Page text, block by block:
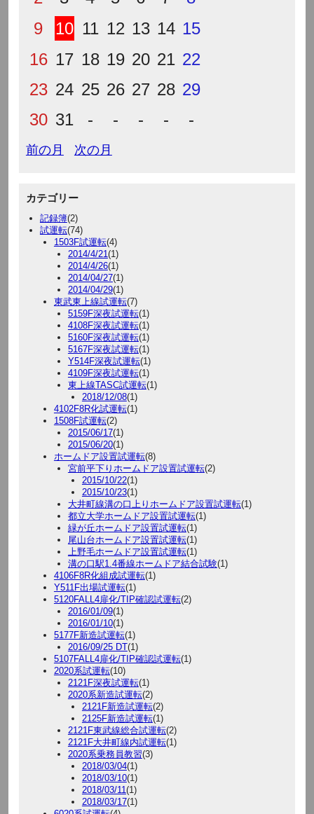
9
10 11 12 13 14 15
16 17 18 19 20 21 22
23 24 25 26 27 28 29
30 31 - - - - -
前の月 次の月
カテゴリー
記録簿(2)
試運転(74)
1503F試運転(4)
2014/4/21(1)
2014/4/26(1)
2014/04/27(1)
2014/04/29(1)
東武東上線試運転(7)
5159F深夜試運転(1)
4108F深夜試運転(1)
5160F深夜試運転(1)
5167F深夜試運転(1)
Y514F深夜試運転(1)
4109F深夜試運転(1)
東上線TASC試運転(1)
2018/12/08(1)
4102F8R化試運転(1)
1508F試運転(2)
2015/06/17(1)
2015/06/20(1)
ホームドア設置試運転(8)
宮前平下りホームドア設置試運転(2)
2015/10/22(1)
2015/10/23(1)
大井町線溝の口上りホームドア設置試運転(1)
都立大学ホームドア設置試運転(1)
緑が丘ホームドア設置試運転(1)
尾山台ホームドア設置試運転(1)
上野毛ホームドア設置試運転(1)
溝の口駅1.4番線ホームドア結合試験(1)
4106F8R化組成試運転(1)
Y511F出場試運転(1)
5120FALL4扉化/TIP確認試運転(2)
2016/01/09(1)
2016/01/10(1)
5177F新造試運転(1)
2016/09/25 DT(1)
5107FALL4扉化/TIP確認試運転(1)
2020系試運転(10)
2121F深夜試運転(1)
2020系新造試運転(2)
2121F新造試運転(2)
2125F新造試運転(1)
2121F東武線総合試運転(2)
2121F大井町線内試運転(1)
2020系乗務員教習(3)
2018/03/04(1)
2018/03/10(1)
2018/03/11(1)
2018/03/17(1)